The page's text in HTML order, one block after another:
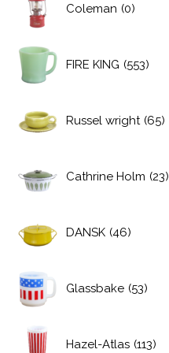
Coleman (0)
FIRE KING (553)
Russel wright (65)
Cathrine Holm (23)
DANSK (46)
Glassbake (53)
Hazel-Atlas (113)